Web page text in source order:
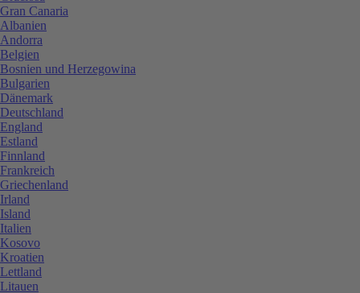
Gran Canaria
Albanien
Andorra
Belgien
Bosnien und Herzegowina
Bulgarien
Dänemark
Deutschland
England
Estland
Finnland
Frankreich
Griechenland
Irland
Island
Italien
Kosovo
Kroatien
Lettland
Litauen